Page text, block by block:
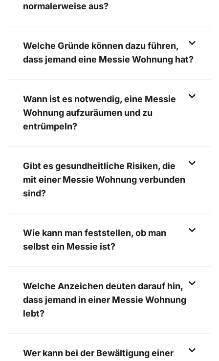
normalerweise aus?
Welche Gründe können dazu führen,
dass jemand eine Messie Wohnung hat?
Wann ist es notwendig, eine Messie
Wohnung aufzuräumen und zu
entrümpeln?
Gibt es gesundheitliche Risiken, die
mit einer Messie Wohnung verbunden
sind?
Wie kann man feststellen, ob man
selbst ein Messie ist?
Welche Anzeichen deuten darauf hin,
dass jemand in einer Messie Wohnung
lebt?
Wer kann bei der Bewältigung einer